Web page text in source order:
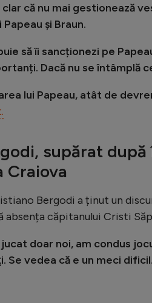
că nu mai gestionează
și Braun.
să îi sancționezi pe
Dacă nu se întâmplă
lui Papeau, atât de
supărat
Craiova
Bergodi a ținut un
absența căpitanului Cristi
doar noi, am condus
Se vedea că e un meci